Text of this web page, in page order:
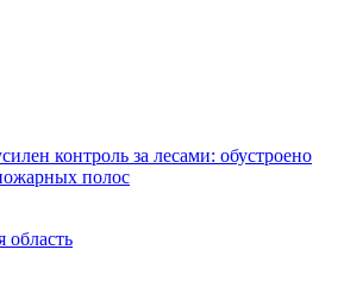
контроль за лесами: обустроено
полос
область